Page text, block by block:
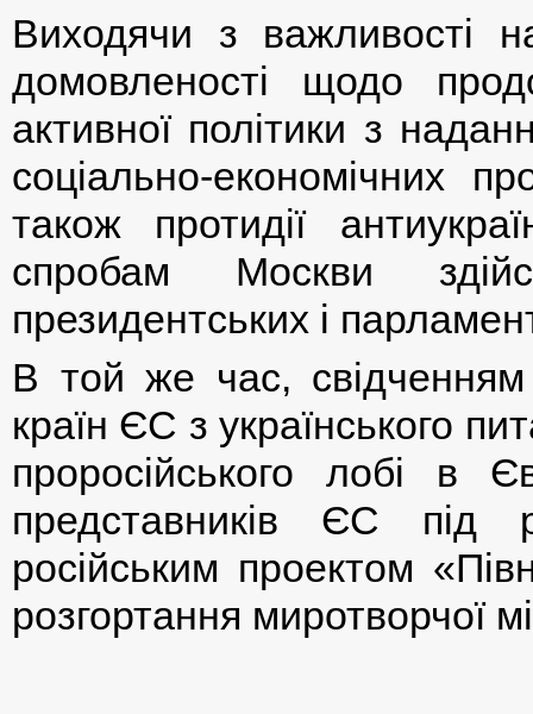
Виходячи з важливості
домовленості щодо
активної політики з
соціально-економічних
також протидії
спробам Москви
президентських і
В той же час,
країн ЄС з українського
проросійського лобі в
представників ЄС під
російським проектом
розгортання миротворчої